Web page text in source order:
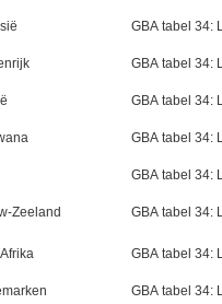
GBA tabel 34:
GBA tabel 34:
GBA tabel 34:
GBA tabel 34:
GBA tabel 34:
Zeeland GBA tabel 34:
GBA tabel 34:
GBA tabel 34: